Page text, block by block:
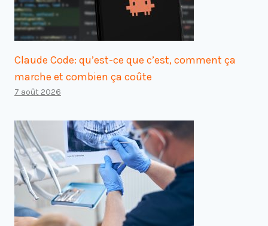
Claude Code: qu’est-ce que c’est, comment ça
marche et combien ça coûte
7 août 2026